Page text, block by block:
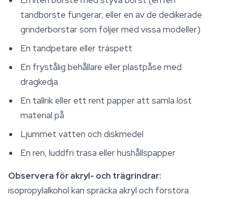
tandborste fungerar, eller en av de dedikerade
grinderborstar som följer med vissa modeller)
En tandpetare eller träspett
En frystålig behållare eller plastpåse med
dragkedja
En tallrik eller ett rent papper att samla löst
material på
Ljummet vatten och diskmedel
En ren, luddfri trasa eller hushållspapper
Observera för akryl- och trägrindrar:
isopropylalkohol kan spräcka akryl och förstöra